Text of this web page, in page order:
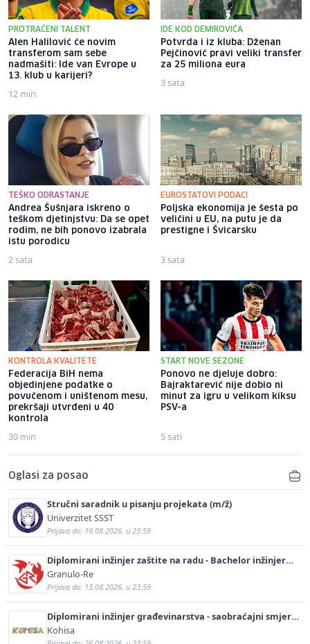
PROTRAĆENI TALENT
Alen Halilović će novim
transferom sam sebe
nadmašiti: Ide van Evrope u
13. klub u karijeri?
12 min
IDE KOD DEMIROVIĆA
Potvrda i iz kluba: Dženan
Pejčinović pravi veliki transfer
za 25 miliona eura
3 sata
TEŠKO ODRASTANJE
Andrea Šušnjara iskreno o
teškom djetinjstvu: Da se opet
rodim, ne bih ponovo izabrala
istu porodicu
2 sata
EUROSTATOVI PODACI
Poljska ekonomija je šesta po
veličini u EU, na putu je da
prestigne i Švicarsku
3 sata
KONTROLA KVALITETE
Federacija BiH nema
objedinjene podatke o
povučenom i uništenom mesu,
prekršaji utvrđeni u 40
kontrola
30 min
START NOVE SEZONE
Ponovo ne djeluje dobro:
Bajraktarević nije dobio ni
minut za igru u velikom kiksu
PSV-a
5 sati
Oglasi za posao
Stručni saradnik u pisanju projekata (m/ž)
Univerzitet SSST
Prijava do: 19.08.2026. u 23:59
Diplomirani inžinjer zaštite na radu - Bachelor inžinjer
sigurnosti i pomoći (m/ž)
Granulo-Re
Prijava do: 13.08.2026. u 23:59
Diplomirani inžinjer građevinarstva - saobraćajni smjer
(m/ž)
Kohisa